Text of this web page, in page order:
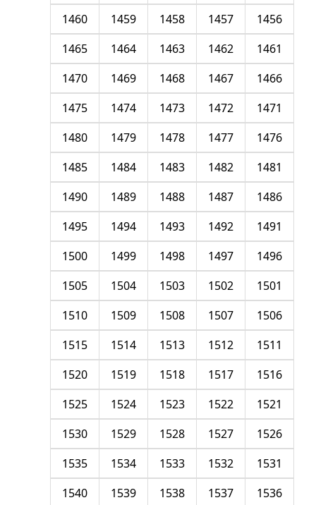
1456
1457
1458
1459
1460
1461
1462
1463
1464
1465
1466
1467
1468
1469
1470
1471
1472
1473
1474
1475
1476
1477
1478
1479
1480
1481
1482
1483
1484
1485
1486
1487
1488
1489
1490
1491
1492
1493
1494
1495
1496
1497
1498
1499
1500
1501
1502
1503
1504
1505
1506
1507
1508
1509
1510
1511
1512
1513
1514
1515
1516
1517
1518
1519
1520
1521
1522
1523
1524
1525
1526
1527
1528
1529
1530
1531
1532
1533
1534
1535
1536
1537
1538
1539
1540